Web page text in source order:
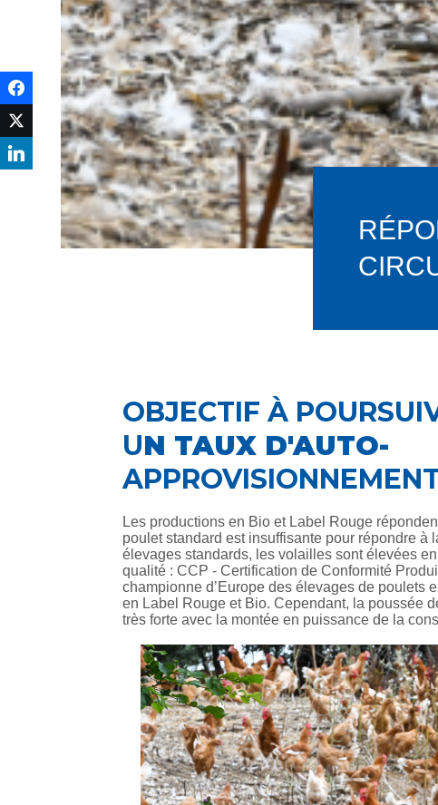
OBJECTIF À
UN TAUX D'AUTO-
Les productions en Bio et Label Rouge
poulet standard est insuffisante pour répondre à
élevages standards, les volailles sont élevées
qualité : CCP - Certification de Conformité
championne d’Europe des élevages de poulets
en Label Rouge et Bio. Cependant, la poussée
très forte avec la montée en puissance de la